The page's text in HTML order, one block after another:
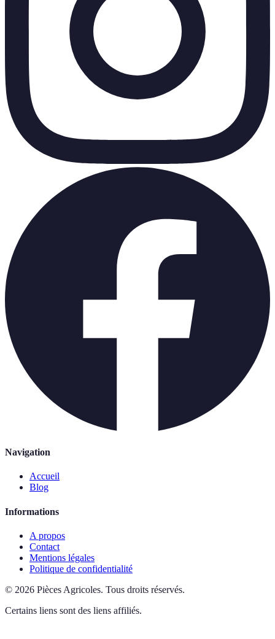
Navigation
Accueil
Blog
Informations
A propos
Contact
Mentions légales
Politique de confidentialité
© 2026 Pièces Agricoles. Tous droits réservés.
Certains liens sont des liens affiliés.